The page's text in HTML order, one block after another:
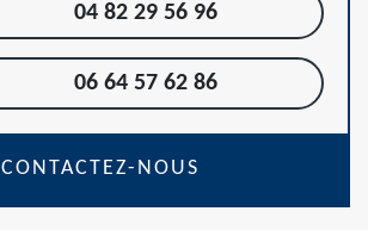
04 82 29 56 96
06 64 57 62 86
CONTACTEZ-NOUS